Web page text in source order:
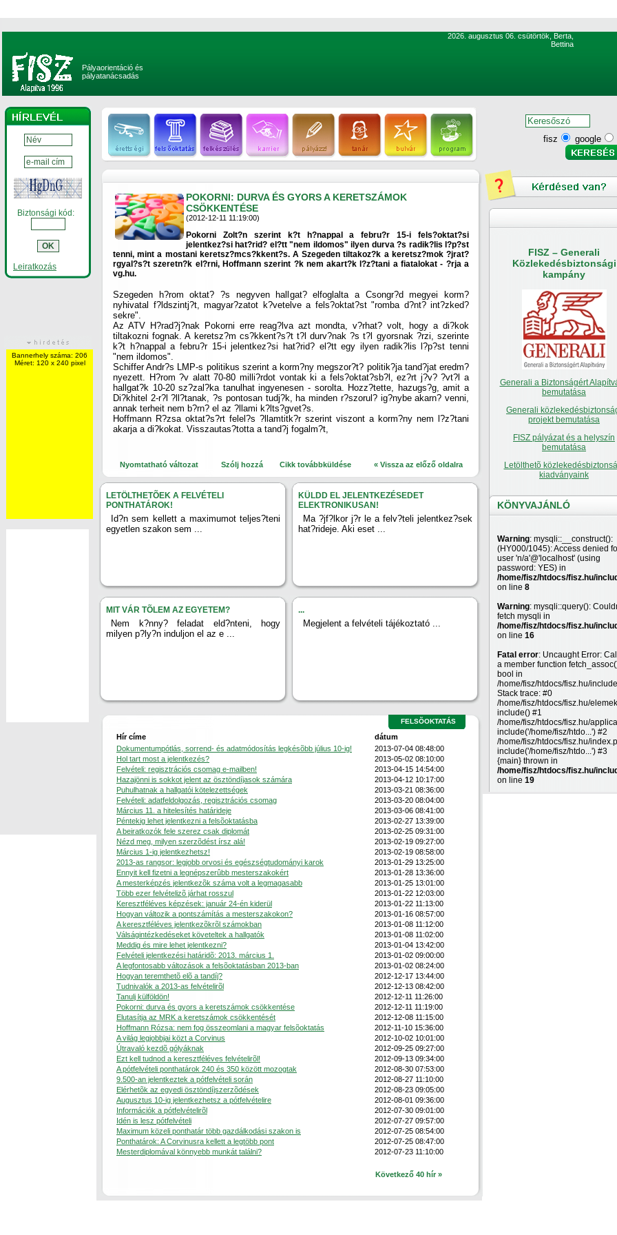
2026. augusztus 06. csütörtök, Berta,
Bettina
Pályaorientáció és
pályatanácsadás
Biztonsági kód:
Leiratkozás
Bannerhely száma: 206
Méret: 120 x 240 pixel
POKORNI: DURVA ÉS GYORS A KERETSZÁMOK
CSÖKKENTÉSE
(2012-12-11 11:19:00)
Pokorni Zolt?n szerint k?t h?nappal a febru?r 15-i fels?oktat?si
jelentkez?si hat?rid? el?tt "nem ildomos" ilyen durva ?s radik?lis l?p?st
tenni, mint a mostani keretsz?mcs?kkent?s. A Szegeden tiltakoz?k a keretsz?mok ?jrat?
rgyal?s?t szeretn?k el?rni, Hoffmann szerint ?k nem akart?k l?z?tani a fiatalokat - ?rja a
vg.hu.
Szegeden h?rom oktat? ?s negyven hallgat? elfoglalta a Csongr?d megyei korm?
nyhivatal f?ldszintj?t, magyar?zatot k?vetelve a fels?oktat?st "romba d?nt? int?zked?
sekre".
Az ATV H?rad?j?nak Pokorni erre reag?lva azt mondta, v?rhat? volt, hogy a di?kok
tiltakozni fognak. A keretsz?m cs?kkent?s?t t?l durv?nak ?s t?l gyorsnak ?rzi, szerinte
k?t h?nappal a febru?r 15-i jelentkez?si hat?rid? el?tt egy ilyen radik?lis l?p?st tenni
"nem ildomos".
Schiffer Andr?s LMP-s politikus szerint a korm?ny megszor?t? politik?ja tand?jat eredm?
nyezett. H?rom ?v alatt 70-80 milli?rdot vontak ki a fels?oktat?sb?l, ez?rt j?v? ?vt?l a
hallgat?k 10-20 sz?zal?ka tanulhat ingyenesen - sorolta. Hozz?tette, hazugs?g, amit a
Di?khitel 2-r?l ?ll?tanak, ?s pontosan tudj?k, ha minden r?szorul? ig?nybe akarn? venni,
annak terheit nem b?rn? el az ?llami k?lts?gvet?s.
Hoffmann R?zsa oktat?s?rt felel?s ?llamtitk?r szerint viszont a korm?ny nem l?z?tani
akarja a di?kokat. Visszautas?totta a tand?j fogalm?t,
Nyomtatható változat Szólj hozzá Cikk továbbküldése « Vissza az előző oldalra
LETÖLTHETÕEK A FELVÉTELI
PONTHATÁROK!
Id?n sem kellett a maximumot teljes?teni
egyetlen szakon sem ...
KÜLDD EL JELENTKEZÉSEDET
ELEKTRONIKUSAN!
Ma ?jf?lkor j?r le a felv?teli jelentkez?sek
hat?rideje. Aki eset ...
MIT VÁR TÕLEM AZ EGYETEM?
Nem k?nny? feladat eld?nteni, hogy
milyen p?ly?n induljon el az e ...
...
Megjelent a felvételi tájékoztató ...
FELSÕOKTATÁS
Hír címe
dátum
Dokumentumpótlás, sorrend- és adatmódosítás legkésõbb július 10-ig!
2013-07-04 08:48:00
Hol tart most a jelentkezés?
2013-05-02 08:10:00
Felvételi: regisztrációs csomag e-mailben!
2013-04-15 14:54:00
Hazajönni is sokkot jelent az ösztöndíjasok számára
2013-04-12 10:17:00
Puhulhatnak a hallgatói kötelezettségek
2013-03-21 08:36:00
Felvételi: adatfeldolgozás, regisztrációs csomag
2013-03-20 08:04:00
Március 11. a hitelesítés határideje
2013-03-06 08:41:00
Péntekig lehet jelentkezni a felsõoktatásba
2013-02-27 13:39:00
A beiratkozók fele szerez csak diplomát
2013-02-25 09:31:00
Nézd meg, milyen szerzõdést írsz alá!
2013-02-19 09:27:00
Március 1-ig jelentkezhetsz!
2013-02-19 08:58:00
2013-as rangsor: legjobb orvosi és egészségtudományi karok
2013-01-29 13:25:00
Ennyit kell fizetni a legnépszerûbb mesterszakokért
2013-01-28 13:36:00
A mesterképzés jelentkezõk száma volt a legmagasabb
2013-01-25 13:01:00
Több ezer felvételizõ járhat rosszul
2013-01-22 12:03:00
Keresztféléves képzések: január 24-én kiderül
2013-01-22 11:13:00
Hogyan változik a pontszámítás a mesterszakokon?
2013-01-16 08:57:00
A keresztféléves jelentkezõkrõl számokban
2013-01-08 11:12:00
Válságintézkedéseket követeltek a hallgatók
2013-01-08 11:02:00
Meddig és mire lehet jelentkezni?
2013-01-04 13:42:00
Felvételi jelentkezési határidõ: 2013. március 1.
2013-01-02 09:00:00
A legfontosabb változások a felsõoktatásban 2013-ban
2013-01-02 08:24:00
Hogyan teremthetõ elõ a tandíj?
2012-12-17 13:44:00
Tudnivalók a 2013-as felvételirõl
2012-12-13 08:42:00
Tanulj külföldön!
2012-12-11 11:26:00
Pokorni: durva és gyors a keretszámok csökkentése
2012-12-11 11:19:00
Elutasítja az MRK a keretszámok csökkentését
2012-12-08 11:15:00
Hoffmann Rózsa: nem fog összeomlani a magyar felsõoktatás
2012-11-10 15:36:00
A világ legjobbjai közt a Corvinus
2012-10-02 10:01:00
Útravaló kezdõ gólyáknak
2012-09-25 09:27:00
Ezt kell tudnod a keresztféléves felvételirõl!
2012-09-13 09:34:00
A pótfelvételi ponthatárok 240 és 350 között mozogtak
2012-08-30 07:53:00
9.500-an jelentkeztek a pótfelvételi során
2012-08-27 11:10:00
Elérhetõk az egyedi ösztöndíjszerzõdések
2012-08-23 09:05:00
Augusztus 10-ig jelentkezhetsz a pótfelvételire
2012-08-01 09:36:00
Információk a pótfelvételirõl
2012-07-30 09:01:00
Idén is lesz pótfelvételi
2012-07-27 09:57:00
Maximum közeli ponthatár több gazdálkodási szakon is
2012-07-25 08:54:00
Ponthatárok: A Corvinusra kellett a legtöbb pont
2012-07-25 08:47:00
Mesterdiplomával könnyebb munkát találni?
2012-07-23 11:10:00
Következő 40 hír »
fisz google
FISZ – Generali
Közlekedésbiztonsági
kampány
Generali a Biztonságért
bemutatása
Generali
projekt bemutatása
FISZ pályázat és a helyszín
bemutatása
Letölthetõ
kiadványaink
KÖNYVAJÁNLÓ
Warning: mysqli::__construct():
(HY000/1045): Access denied
user 'n/a'@'localhost' (using
password: YES) in
/home/fisz/htdocs/fisz.hu/
on line 8
Warning: mysqli::query():
fetch mysqli in
/home/fisz/htdocs/fisz.hu/
on line 16
Fatal error: Uncaught Error:
a member function
bool in
/home/fisz/htdocs/fisz.hu/
Stack trace: #0
/home/fisz/htdocs/fisz.hu/
include() #1
/home/fisz/htdocs/fisz.hu/
include('/home/fisz/htdo...') #2
/home/fisz/htdocs/fisz.hu/
include('/home/fisz/htdo...') #3
{main} thrown in
/home/fisz/htdocs/fisz.hu/
on line 19